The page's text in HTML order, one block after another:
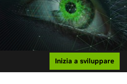
Inizia a sviluppare